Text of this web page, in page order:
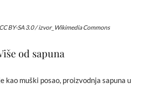
BY-SA 3.0 / izvor_Wikimedia Commons
od sapuna
kao muški posao, proizvodnja sapuna u